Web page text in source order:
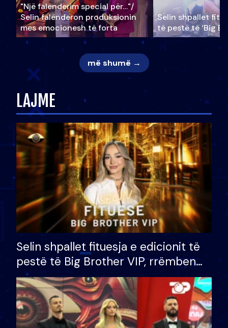
"Një falenderim special për…"/
Selin falënderon produksionin
mes emocionesh të forta
Selin shpallet
të pestë të ‘Big
më shumë →
LAJME
Selin shpallet fituesja e edicionit të
pestë të Big Brother VIP, rrëmben
çmimin e madh prej 100 mijë eurosh